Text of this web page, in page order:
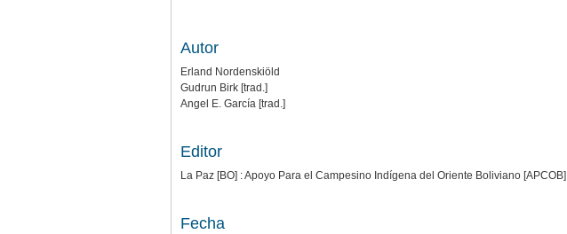
Autor
Erland Nordenskiöld
Gudrun Birk [trad.]
Angel E. García [trad.]
Editor
La Paz [BO] : Apoyo Para el Campesino Indígena del Oriente Boliviano [APCOB]
Fecha